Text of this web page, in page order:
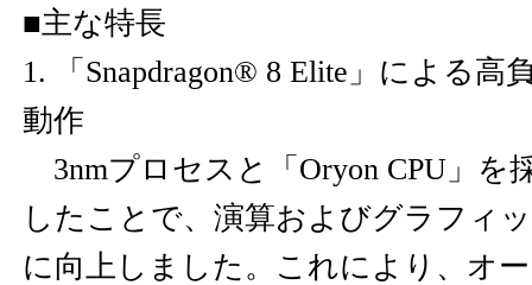
■主な特長
1. 「Snapdragon® 8 Elite」による高
動作
3nmプロセスと「Oryon CPU」を
したことで、演算およびグラフィ
に向上しました。これにより、オ